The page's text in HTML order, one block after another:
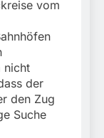
vom
nicht
der
den Zug
Suche